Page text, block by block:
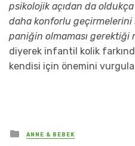
psikolojik açıdan da
daha konforlu geçirmelerini
paniğin olmaması gerektiği
diyerek infantil kolik
kendisi için önemini
yayınlanan
ANNE & BEBEK